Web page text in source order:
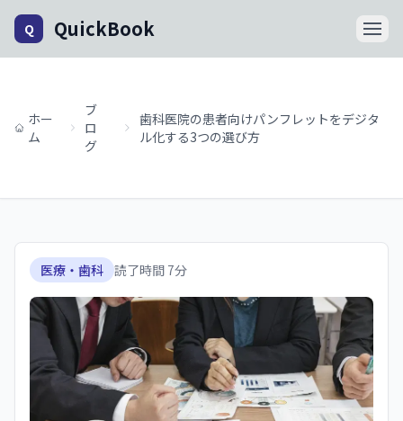
Q QuickBook
ホー
ム
ブ
ロ
グ
歯科医院の患者向けパンフレットをデジタ
ル化する3つの選び方
医療・歯科 読了時間 7分